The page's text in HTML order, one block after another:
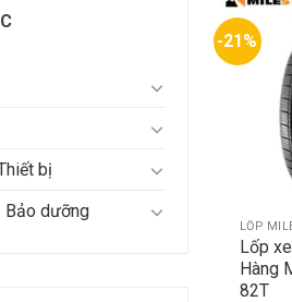
bị
Bảo dưỡng
-21%
LỐP
Lốp
Hàng
82T